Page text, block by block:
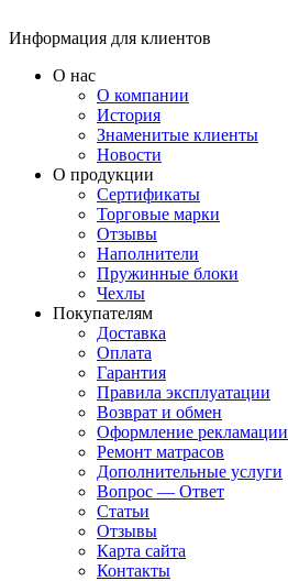
Информация для клиентов
О нас
О компании
История
Знаменитые клиенты
Новости
О продукции
Сертификаты
Торговые марки
Отзывы
Наполнители
Пружинные блоки
Чехлы
Покупателям
Доставка
Оплата
Гарантия
Правила эксплуатации
Возврат и обмен
Оформление рекламации
Ремонт матрасов
Дополнительные услуги
Вопрос — Ответ
Статьи
Отзывы
Карта сайта
Контакты